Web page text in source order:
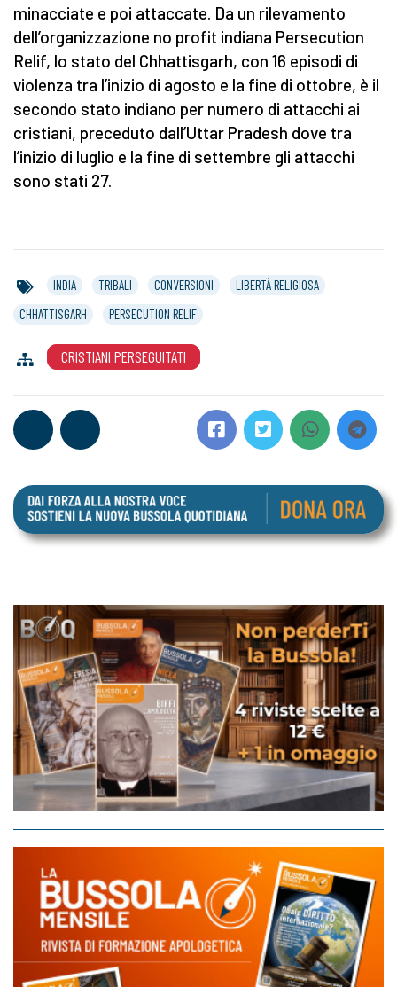
minacciate e poi attaccate. Da un rilevamento
dell’organizzazione no profit indiana Persecution
Relif, lo stato del Chhattisgarh, con 16 episodi di
violenza tra l’inizio di agosto e la fine di ottobre, è il
secondo stato indiano per numero di attacchi ai
cristiani, preceduto dall’Uttar Pradesh dove tra
l’inizio di luglio e la fine di settembre gli attacchi
sono stati 27.
INDIA TRIBALI CONVERSIONI
LIBERTÀ RELIGIOSA
CHHATTISGARH
PERSECUTION RELIF
CRISTIANI PERSEGUITATI